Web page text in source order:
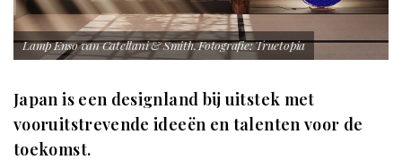
Lamp Enso van Catellani & Smith. Fotografie: Truetopia
Japan is een designland bij uitstek met
vooruitstrevende ideeën en talenten voor de
toekomst.